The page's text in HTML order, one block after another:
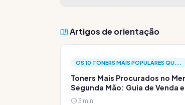
Artigos de orientação
OS 10 TONERS MAIS POPULARES QU...
Toners Mais Procurados no
Segunda Mão: Guia de Venda
3 min